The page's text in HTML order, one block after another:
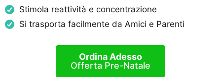
Stimola reattività e concentrazione
Si trasporta facilmente da Amici e Parenti
Ordina Adesso
Offerta Pre-Natale